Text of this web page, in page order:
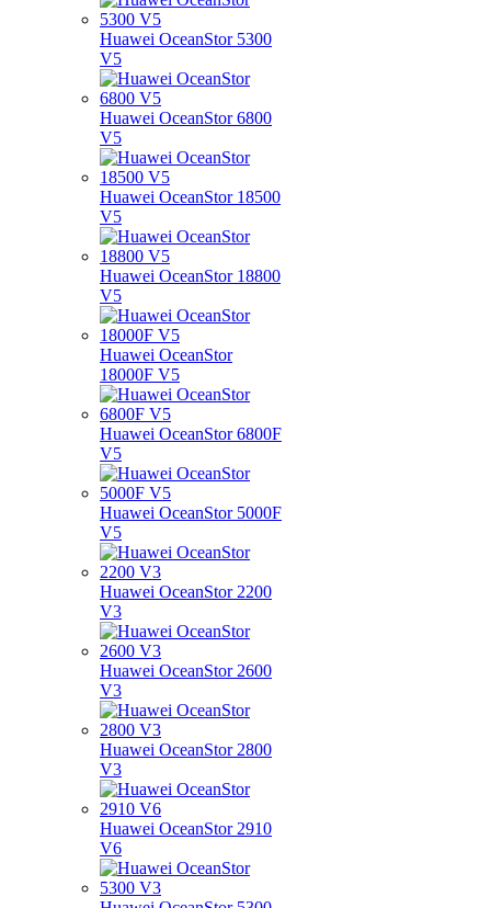
Huawei OceanStor 5300
V5
Huawei OceanStor 6800
V5
Huawei OceanStor 18500
V5
Huawei OceanStor 18800
V5
Huawei OceanStor
18000F V5
Huawei OceanStor 6800F
V5
Huawei OceanStor 5000F
V5
Huawei OceanStor 2200
V3
Huawei OceanStor 2600
V3
Huawei OceanStor 2800
V3
Huawei OceanStor 2910
V6